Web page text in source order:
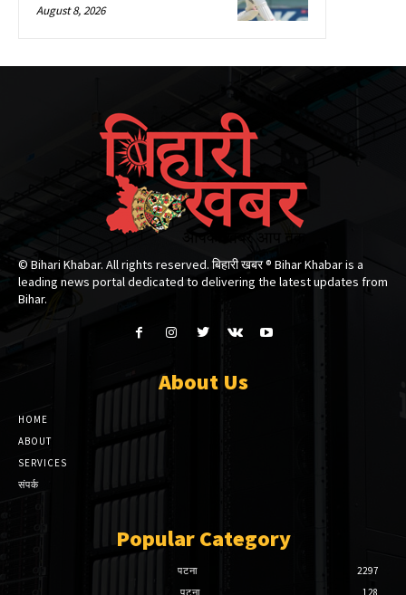
August 8, 2026
© Bihari Khabar. All rights reserved. बिहारी खबर ®​ Bihar Khabar is a
leading news portal dedicated to delivering the latest updates from
Bihar.
About Us
HOME
ABOUT
SERVICES
संपर्क
Popular Category
पटना
2297